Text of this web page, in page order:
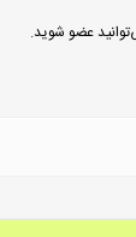
عضو شوید.